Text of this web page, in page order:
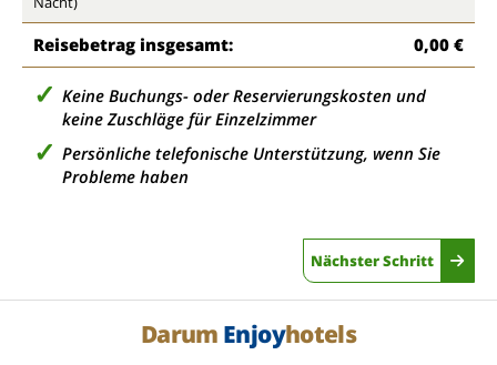
Reisebetrag insgesamt: 0,00 €
Keine Buchungs- oder Reservierungskosten und
keine Zuschläge für Einzelzimmer
Persönliche telefonische Unterstützung, wenn Sie
Probleme haben
Nächster Schritt
Darum Enjoyhotels